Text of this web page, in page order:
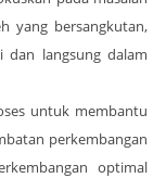
yang bersangkutan,
langsung dalam
untuk membantu
perkembangan
optimal